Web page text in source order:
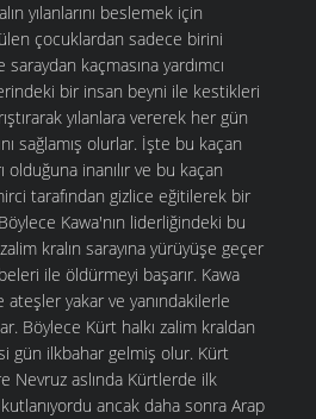
yılanlarını beslemek için
çocuklardan sadece birini
kaçmasına yardımcı
bir insan beyni ile kestikleri
yılanlara vererek her gün
sağlamış olurlar. İşte bu kaçan
inanılır ve bu kaçan
tarafından gizlice eğitilerek bir
Kawa'nın liderliğindeki bu
kralın sarayına yürüyüşe geçer
ile öldürmeyi başarır. Kawa
yakar ve yanındakilerle
Böylece Kürt halkı zalim kraldan
gün ilkbahar gelmiş olur. Kürt
Nevruz aslında Kürtlerde ilk
ancak daha sonra Arap